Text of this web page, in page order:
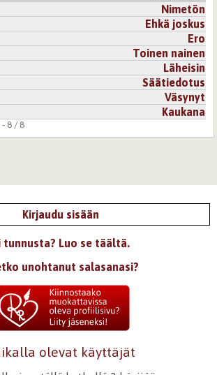
Nimetön
Ehkä joskus
Ero
Toinen nainen
Läheisin
Säätiedotus
Väsynyt
Kaukana
8 / 8
Kirjaudu sisään
tunnusta? Luo se täältä.
unohtanut salasanasi?
olevat käyttäjät